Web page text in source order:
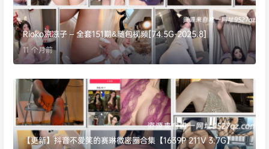
Rioko凉凉子 – 全套151期&随包视频[74.5G-2025.8]
11 个月前
【更新】抖音不爱笑的赛琳微密圈合集【1639P 211V 3.7G】